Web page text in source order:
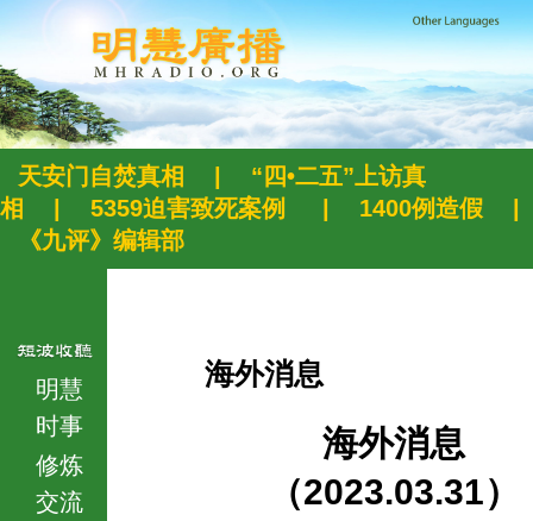
天安门自焚真相
“四•二五”上访真
相
5359迫害致死案例 1400例造假
《九评》编辑部
明慧
时事
修炼
交流
海外消息
海外消息
（2023.03.31）